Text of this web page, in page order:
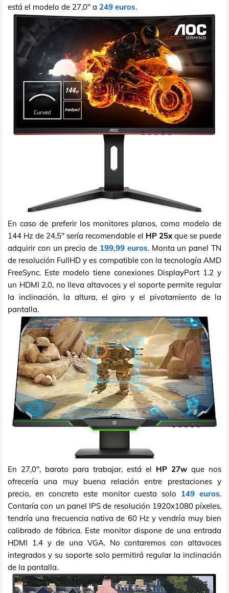
está el modelo de 27,0" a 249 euros.
En caso de preferir los monitores planos, como modelo de
144 Hz de 24,5" sería recomendable el HP 25x que se puede
adquirir con un precio de 199,99 euros. Monta un panel TN
de resolución FullHD y es compatible con la tecnología AMD
FreeSync. Este modelo tiene conexiones DisplayPort 1.2 y
un HDMI 2.0, no lleva altavoces y el soporte permite regular
la inclinación, la altura, el giro y el pivotamiento de la
pantalla.
En 27,0", barato para trabajar, está el HP 27w que nos
ofrecería una muy buena relación entre prestaciones y
precio, en concreto este monitor cuesta solo 149 euros.
Contaría con un panel IPS de resolución 1920x1080 píxeles,
tendría una frecuencia nativa de 60 Hz y vendría muy bien
calibrado de fábrica. Este monitor dispone de una entrada
HDMI 1.4 y de una VGA. No contaremos con altavoces
integrados y su soporte solo permitirá regular la inclinación
de la pantalla.